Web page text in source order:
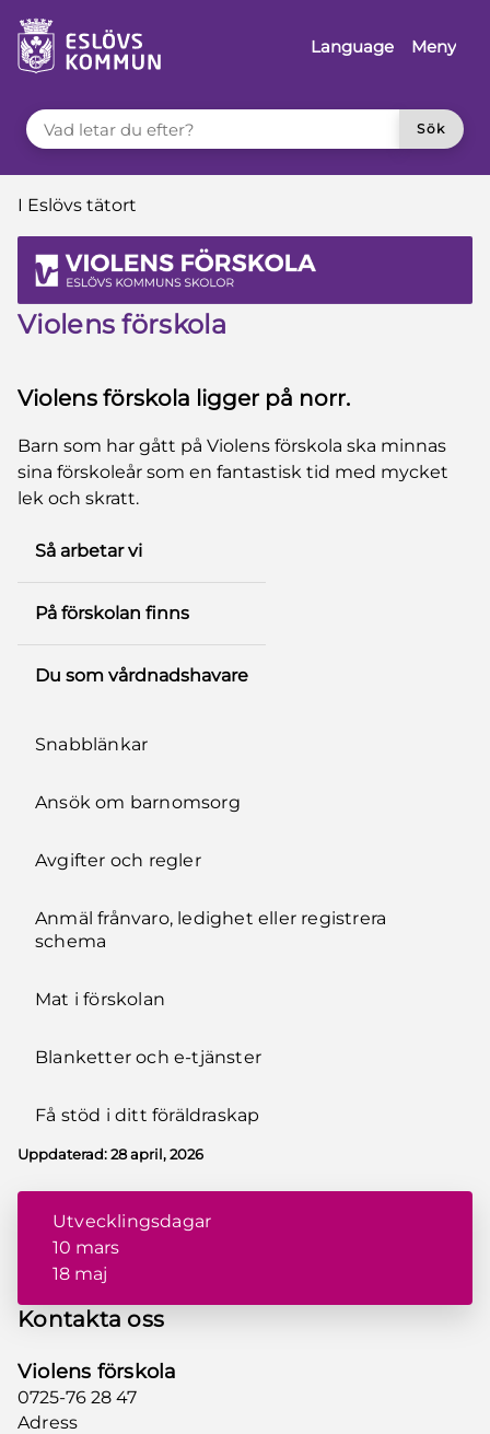
till innehåll
till sidomeny
Language
Meny
VAD LETAR DU EFTER?
Sök
Du är här:
I Eslövs tätort
Violens förskola
Violens förskola ligger på norr.
Barn som har gått på Violens förskola ska minnas
sina förskoleår som en fantastisk tid med mycket
lek och skratt.
Så arbetar vi
På förskolan finns
Du som vårdnadshavare
Snabblänkar
Ansök om barnomsorg
Avgifter och regler
Anmäl frånvaro, ledighet eller registrera
schema
Mat i förskolan
Blanketter och e-tjänster
Få stöd i ditt föräldraskap
Uppdaterad:28 april, 2026
Utvecklingsdagar
10 mars
18 maj
Kontakta oss
Violens förskola
0725-76 28 47
Adress